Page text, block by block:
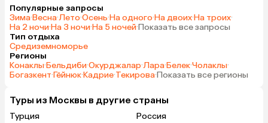
Популярные запросы
Зима·Весна·Лето·Осень·На одного·На двоих·На троих·
На 2 ночи·На 3 ночи·На 5 ночей·Показать все запросы
Тип отдыха
Средиземноморье
Регионы
Конаклы·Бельдиби·Окурджалар·Лара·Белек·Чолаклы·
Богазкент·Гёйнюк·Кадрие·Текирова·Показать все регионы
Туры из Москвы в другие страны
Турция
Россия